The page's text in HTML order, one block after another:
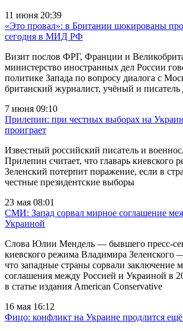
11 июня 20:39
«Это провал»: в Британии шокированы
сегодня в МИД РФ
Визит послов ФРГ, Франции и
министерство иностранных дел России
политике Запада по вопросу диалога с
британский журналист, учёный и
7 июня 09:10
Прилепин: при честных выборах на
проиграет
Известный российский писатель и
Прилепин считает, что главарь киевского
Зеленский потерпит поражение, если в
честные президентские выборы
23 мая 08:01
СМИ: Запад сорвал мирное соглашение
Украиной
Слова Юлии Мендель — бывшего пресс-
киевского режима Владимира Зеленского
что западные страны сорвали заключение
соглашения между Россией и Украиной в
в статье издания American Conservative
16 мая 16:12
Фицо: конфликт на Украине продлится